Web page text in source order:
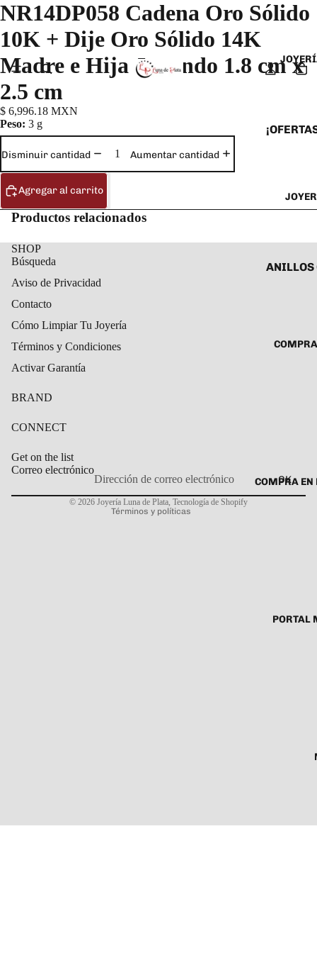
DIJES Y
SET DE
ANILLOS
COMPRA EN
PORTAL
NR14DP058 Cadena Oro Sólido
10K + Dije Oro Sólido 14K
Madre e Hija Jugando 1.8 cm x
2.5 cm
$ 6,996.18 MXN
Peso: 3 g
Disminuir cantidad Aumentar cantidad
Agregar al carrito
Productos relacionados
SHOP
Búsqueda
Aviso de Privacidad
Contacto
Cómo Limpiar Tu Joyería
Términos y Condiciones
Activar Garantía
BRAND
CONNECT
Get on the list
Correo electrónico
OK
© 2026 Joyería Luna de Plata Tecnología de Shopify
Términos y políticas
Política de privacidad